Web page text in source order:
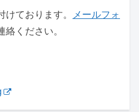
ております。
メールフォ
絡ください。